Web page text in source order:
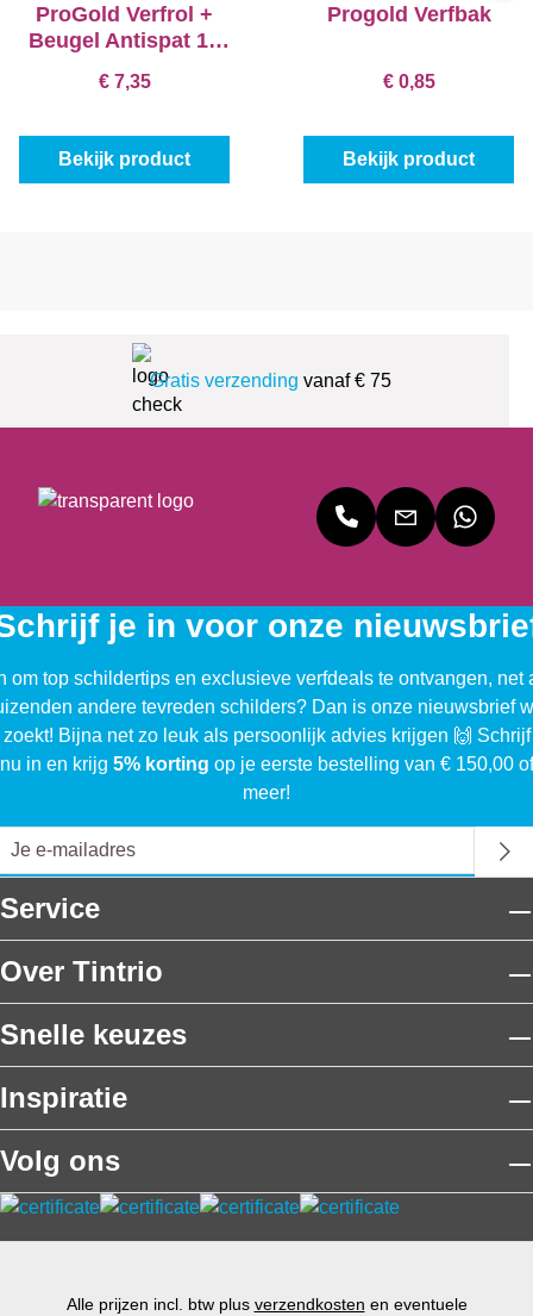
ProGold Verfrol +
Beugel Antispat 18
€ 7,35
Bekijk product
Progold Verfbak
€ 0,85
Bekijk product
Gratis verzending vanaf € 75
je in voor onze
om top schildertips en exclusieve verfdeals te ontvangen, net
andere tevreden schilders? Dan is onze nieuwsbrief
Bijna net zo leuk als persoonlijk advies krijgen 🙌
nu in en krijg 5% korting op je eerste bestelling van € 150,00 of
meer!
Service
Over Tintrio
Snelle keuzes
Inspiratie
Volg ons
Alle prijzen incl. btw plus verzendkosten en eventuele